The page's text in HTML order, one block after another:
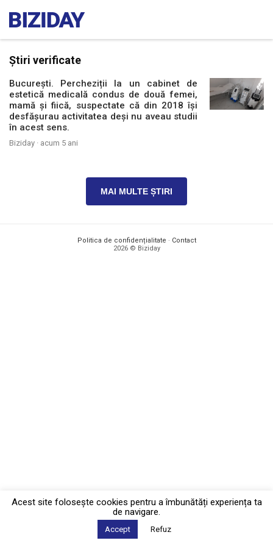
Știri verificate
București. Percheziții la un cabinet de
estetică medicală condus de două femei,
mamă și fiică, suspectate că din 2018 își
desfășurau activitatea deși nu aveau studii
în acest sens.
Biziday · acum 5 ani
MAI MULTE ȘTIRI
Politica de confidențialitate · Contact
2026 © Biziday
Acest site foloseşte cookies pentru a îmbunătăți experiența ta
de navigare.
Accept Refuz